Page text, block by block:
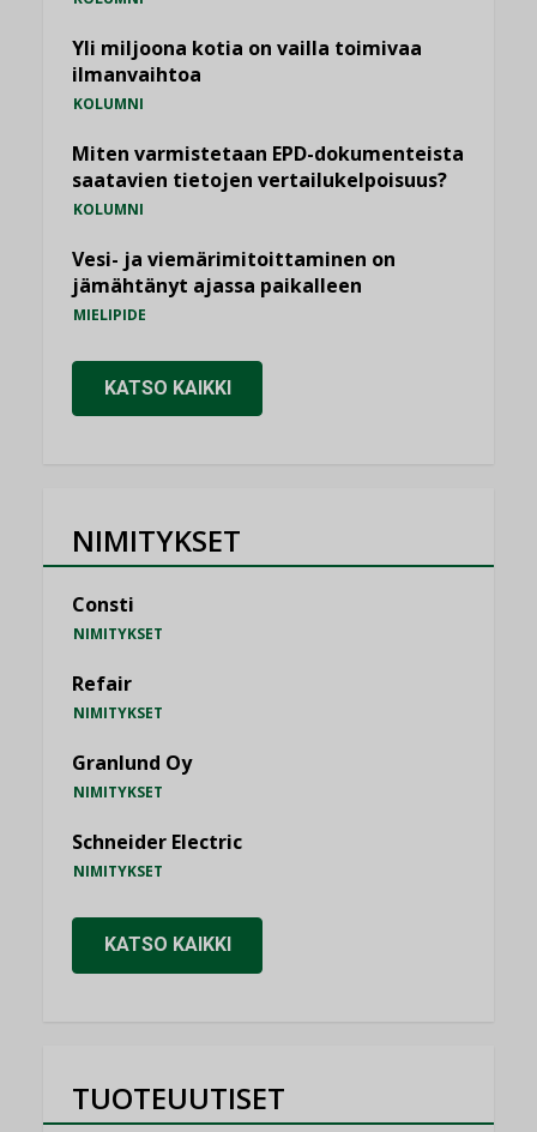
Yli miljoona kotia on vailla toimivaa
ilmanvaihtoa
KOLUMNI
Miten varmistetaan EPD-dokumenteista
saatavien tietojen vertailukelpoisuus?
KOLUMNI
Vesi- ja viemärimitoittaminen on
jämähtänyt ajassa paikalleen
MIELIPIDE
KATSO KAIKKI
NIMITYKSET
Consti
NIMITYKSET
Refair
NIMITYKSET
Granlund Oy
NIMITYKSET
Schneider Electric
NIMITYKSET
KATSO KAIKKI
TUOTEUUTISET